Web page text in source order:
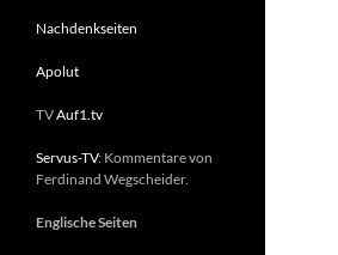
Nachdenkseiten
Apolut
TVAuf1.tv
Servus-TV: Kommentare von
Ferdinand Wegscheider.
Englische Seiten